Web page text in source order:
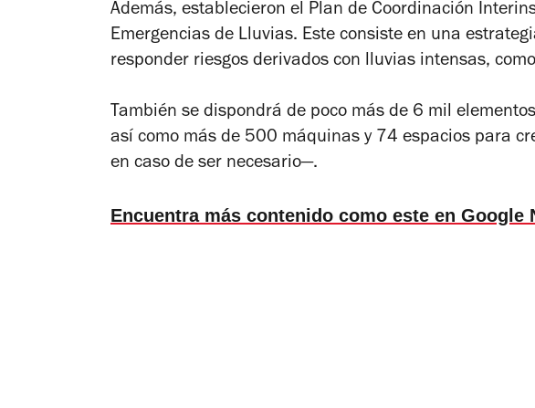
Además, establecieron el Plan de Coordinación
Emergencias de Lluvias. Este consiste en una
responder riesgos derivados con lluvias intensas,
También se dispondrá de poco más de 6 mil
así como más de 500 máquinas y 74 espacios para
en caso de ser necesario—.
Encuentra más contenido como este en Google